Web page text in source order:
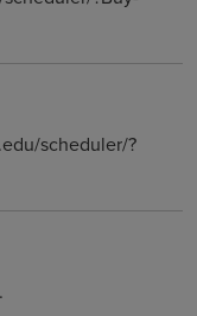
scheduler/?